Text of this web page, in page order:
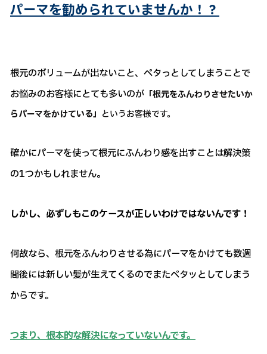
パーマを勧められていませんか！？
根元のボリュームが出ないこと、ペタっとしてしまうことで
お悩みのお客様にとても多いのが 「根元をふんわりさせたいか
らパーマをかけている」 というお客様です。
確かにパーマを使って根元にふんわり感を出すことは解決策
の1つかもしれません。
しかし、必ずしもこのケースが正しいわけではないんです！
何故なら、根元をふんわりさせる為にパーマをかけても数週
間後には新しい髪が生えてくるのでまたペタッとしてしまう
からです。
つまり、根本的な解決になっていないんです。